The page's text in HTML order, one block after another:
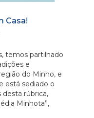
Casa!
temos partilhado
e
do Minho, e
está sediado o
desta rúbrica,
Minhota”,